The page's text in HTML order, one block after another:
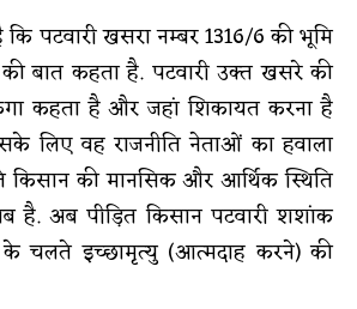
पटवारी खसरा नम्बर 1316/6 की भूमि
बात कहता है. पटवारी उक्त खसरे की
कहता है और जहां शिकायत करना है
लिए वह राजनीति नेताओं का हवाला
की मानसिक और आर्थिक स्थिति
है. अब पीड़ित किसान पटवारी शशांक
के चलते इच्छामृत्यु (आत्मदाह करने) की